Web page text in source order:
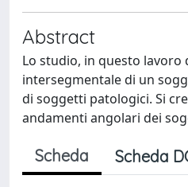
Abstract
Lo studio, in questo lavoro
intersegmentale di un
di soggetti patologici. Si
andamenti angolari dei
Scheda Scheda